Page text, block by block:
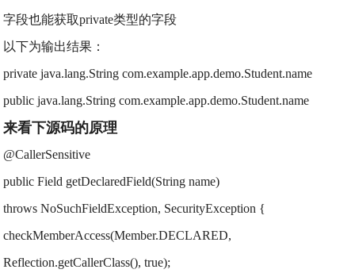
字段也能获取private类型的字段
以下为输出结果：
private java.lang.String com.example.app.demo.Student.name
public java.lang.String com.example.app.demo.Student.name
来看下源码的原理
@CallerSensitive
public Field getDeclaredField(String name)
throws NoSuchFieldException, SecurityException {
checkMemberAccess(Member.DECLARED,
Reflection.getCallerClass(), true);